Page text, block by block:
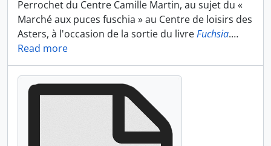
Perrochet du Centre Camille Martin, au sujet du «
Marché aux puces fuschia » au Centre de loisirs des
Asters, à l'occasion de la sortie du livreFuchsia.…
Read more